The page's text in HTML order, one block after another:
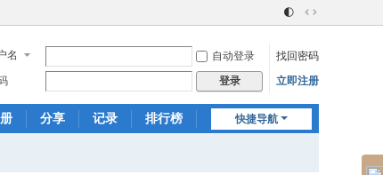
🌓
切
到
宽
名 自动登录
找回密码
登录 立即注册
快捷导航
分享 记录 排行榜